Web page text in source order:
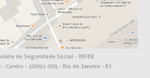
de Seguridade Social - REFER
Centro - 20091-005 - Rio de Janeiro - RJ.